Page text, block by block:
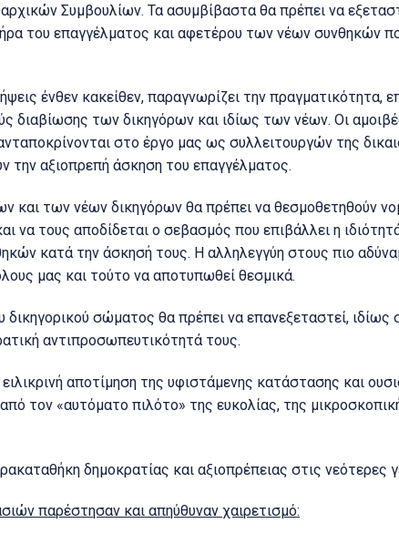
Συμβουλίων. Τα ασυμβίβαστα θα πρέπει να
του επαγγέλματος και αφετέρου των νέων συνθηκών
ένθεν κακείθεν, παραγνωρίζει την πραγματικότητα,
διαβίωσης των δικηγόρων και ιδίως των νέων. Οι
στο έργο μας ως συλλειτουργών της
την αξιοπρεπή άσκηση του επαγγέλματος.
και των νέων δικηγόρων θα πρέπει να θεσμοθετηθούν
να τους αποδίδεται ο σεβασμός που επιβάλλει η
κατά την άσκησή τους. Η αλληλεγγύη στους πιο
μας και τούτο να αποτυπωθεί θεσμικά.
σώματος θα πρέπει να επανεξεταστεί, ιδίως
αντιπροσωπευτικότητά τους.
αποτίμηση της υφιστάμενης κατάστασης και
τον «αυτόματο πιλότο» της ευκολίας, της
δημοκρατίας και αξιοπρέπειας στις νεότερες
παρέστησαν και απηύθυναν χαιρετισμό: